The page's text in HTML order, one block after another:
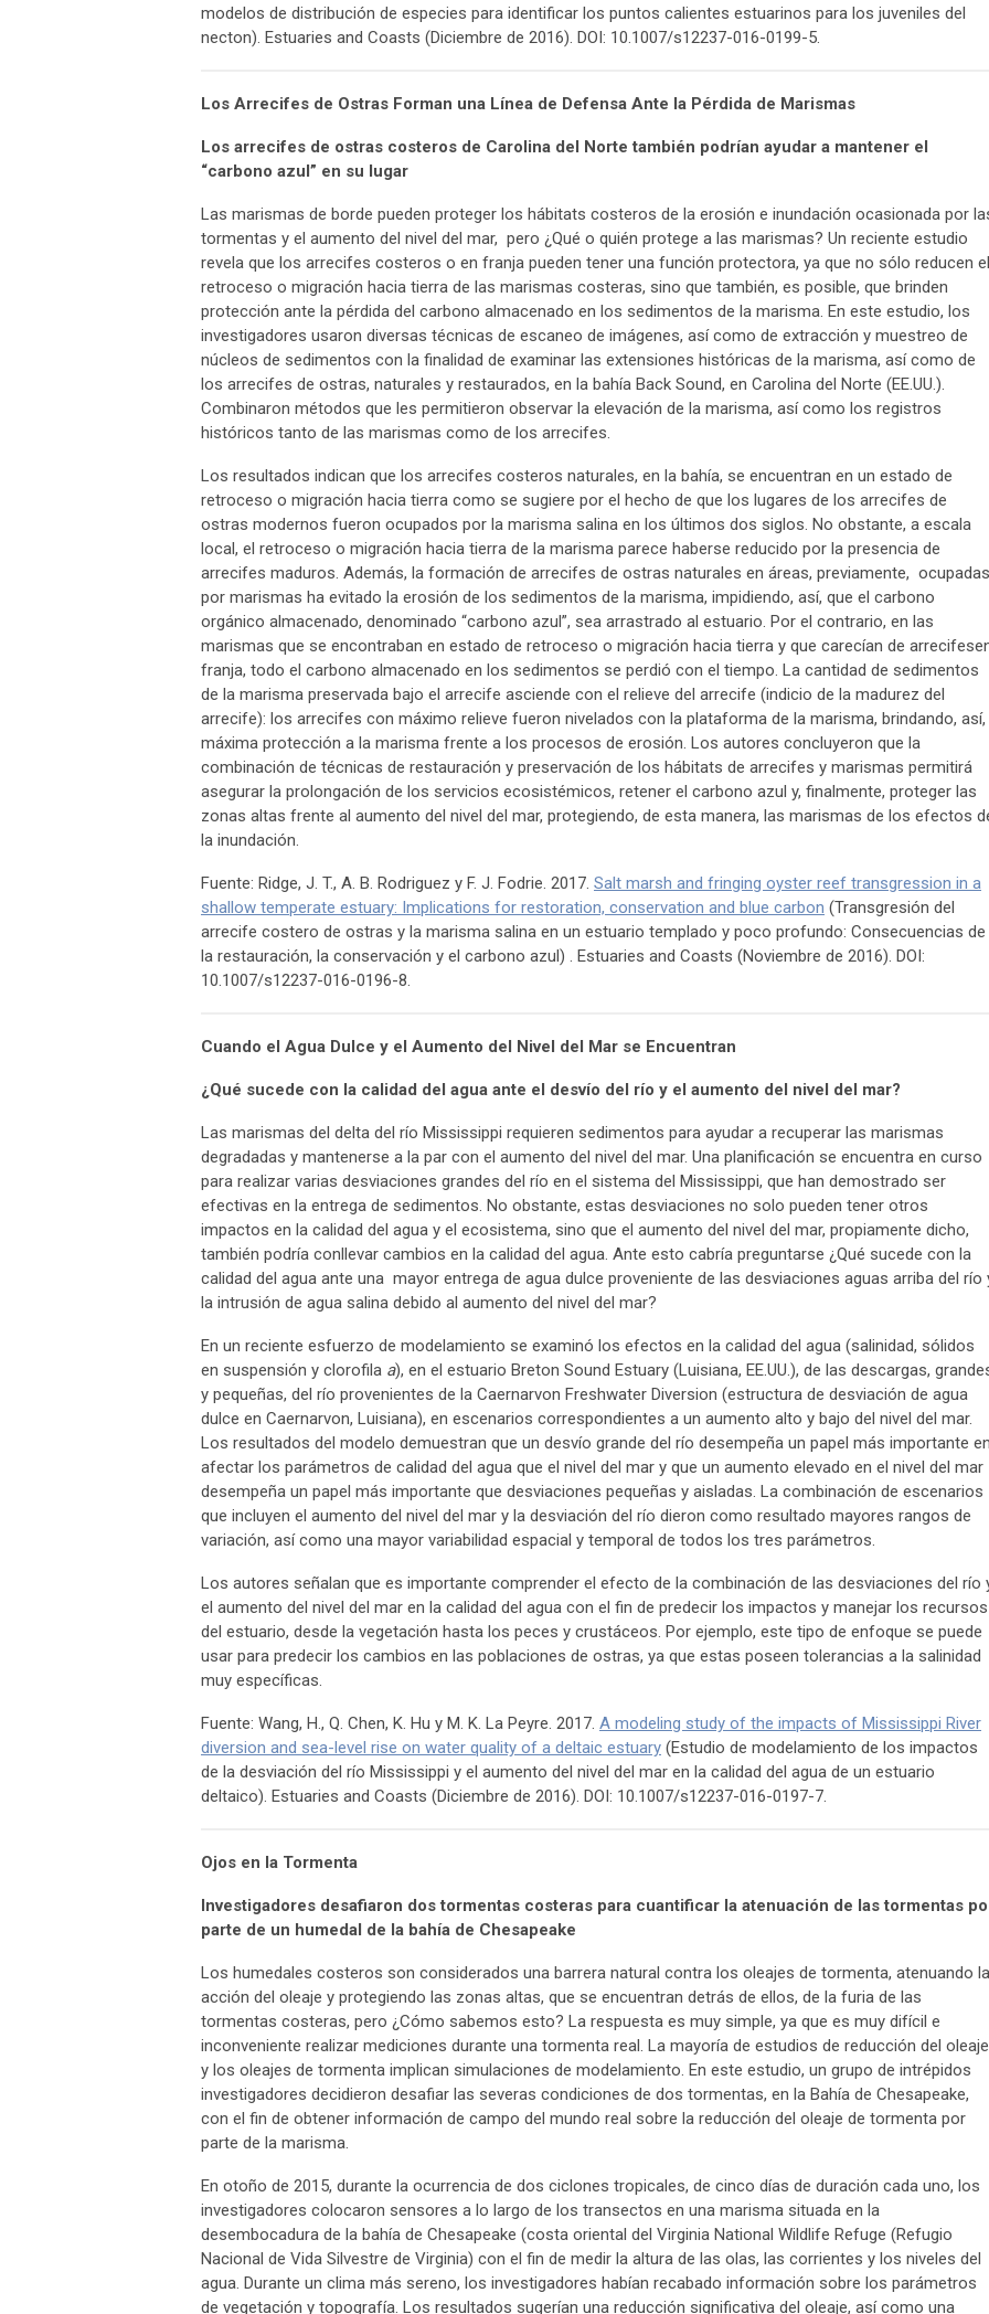
modelos de distribución de especies para identificar los puntos calientes estuarinos para los juveniles del
necton). Estuaries and Coasts (Diciembre de 2016). DOI: 10.1007/s12237-016-0199-5.
Los Arrecifes de Ostras Forman una Línea de Defensa Ante la Pérdida de Marismas
Los arrecifes de ostras costeros de Carolina del Norte también podrían ayudar a mantener el
“carbono azul” en su lugar
Las marismas de borde pueden proteger los hábitats costeros de la erosión e inundación ocasionada por
tormentas y el aumento del nivel del mar, pero ¿Qué o quién protege a las marismas? Un reciente estudio
revela que los arrecifes costeros o en franja pueden tener una función protectora, ya que no sólo reducen el
retroceso o migración hacia tierra de las marismas costeras, sino que también, es posible, que brinden
protección ante la pérdida del carbono almacenado en los sedimentos de la marisma. En este estudio, los
investigadores usaron diversas técnicas de escaneo de imágenes, así como de extracción y muestreo de
núcleos de sedimentos con la finalidad de examinar las extensiones históricas de la marisma, así como de
los arrecifes de ostras, naturales y restaurados, en la bahía Back Sound, en Carolina del Norte (EE.UU.).
Combinaron métodos que les permitieron observar la elevación de la marisma, así como los registros
históricos tanto de las marismas como de los arrecifes.
Los resultados indican que los arrecifes costeros naturales, en la bahía, se encuentran en un estado de
retroceso o migración hacia tierra como se sugiere por el hecho de que los lugares de los arrecifes de
ostras modernos fueron ocupados por la marisma salina en los últimos dos siglos. No obstante, a escala
local, el retroceso o migración hacia tierra de la marisma parece haberse reducido por la presencia de
arrecifes maduros. Además, la formación de arrecifes de ostras naturales en áreas, previamente, ocupadas
por marismas ha evitado la erosión de los sedimentos de la marisma, impidiendo, así, que el carbono
orgánico almacenado, denominado “carbono azul”, sea arrastrado al estuario. Por el contrario, en las
marismas que se encontraban en estado de retroceso o migración hacia tierra y que carecían de
franja, todo el carbono almacenado en los sedimentos se perdió con el tiempo. La cantidad de sedimentos
de la marisma preservada bajo el arrecife asciende con el relieve del arrecife (indicio de la madurez del
arrecife): los arrecifes con máximo relieve fueron nivelados con la plataforma de la marisma, brindando, así,
máxima protección a la marisma frente a los procesos de erosión. Los autores concluyeron que la
combinación de técnicas de restauración y preservación de los hábitats de arrecifes y marismas permitirá
asegurar la prolongación de los servicios ecosistémicos, retener el carbono azul y, finalmente, proteger las
zonas altas frente al aumento del nivel del mar, protegiendo, de esta manera, las marismas de los efectos
la inundación.
Fuente: Ridge, J. T., A. B. Rodriguez y F. J. Fodrie. 2017. Salt marsh and fringing oyster reef transgression in a
shallow temperate estuary: Implications for restoration, conservation and blue carbon (Transgresión del
arrecife costero de ostras y la marisma salina en un estuario templado y poco profundo: Consecuencias de
la restauración, la conservación y el carbono azul) . Estuaries and Coasts (Noviembre de 2016). DOI:
10.1007/s12237-016-0196-8.
Cuando el Agua Dulce y el Aumento del Nivel del Mar se Encuentran
¿Qué sucede con la calidad del agua ante el desvío del río y el aumento del nivel del mar?
Las marismas del delta del río Mississippi requieren sedimentos para ayudar a recuperar las marismas
degradadas y mantenerse a la par con el aumento del nivel del mar. Una planificación se encuentra en curso
para realizar varias desviaciones grandes del río en el sistema del Mississippi, que han demostrado ser
efectivas en la entrega de sedimentos. No obstante, estas desviaciones no solo pueden tener otros
impactos en la calidad del agua y el ecosistema, sino que el aumento del nivel del mar, propiamente dicho,
también podría conllevar cambios en la calidad del agua. Ante esto cabría preguntarse ¿Qué sucede con la
calidad del agua ante una mayor entrega de agua dulce proveniente de las desviaciones aguas arriba del río
la intrusión de agua salina debido al aumento del nivel del mar?
En un reciente esfuerzo de modelamiento se examinó los efectos en la calidad del agua (salinidad, sólidos
en suspensión y clorofila a), en el estuario Breton Sound Estuary (Luisiana, EE.UU.), de las descargas,
y pequeñas, del río provenientes de la Caernarvon Freshwater Diversion (estructura de desviación de agua
dulce en Caernarvon, Luisiana), en escenarios correspondientes a un aumento alto y bajo del nivel del mar.
Los resultados del modelo demuestran que un desvío grande del río desempeña un papel más importante
afectar los parámetros de calidad del agua que el nivel del mar y que un aumento elevado en el nivel del mar
desempeña un papel más importante que desviaciones pequeñas y aisladas. La combinación de escenarios
que incluyen el aumento del nivel del mar y la desviación del río dieron como resultado mayores rangos de
variación, así como una mayor variabilidad espacial y temporal de todos los tres parámetros.
Los autores señalan que es importante comprender el efecto de la combinación de las desviaciones del río
el aumento del nivel del mar en la calidad del agua con el fin de predecir los impactos y manejar los recursos
del estuario, desde la vegetación hasta los peces y crustáceos. Por ejemplo, este tipo de enfoque se puede
usar para predecir los cambios en las poblaciones de ostras, ya que estas poseen tolerancias a la salinidad
muy específicas.
Fuente: Wang, H., Q. Chen, K. Hu y M. K. La Peyre. 2017. A modeling study of the impacts of Mississippi River
diversion and sea-level rise on water quality of a deltaic estuary (Estudio de modelamiento de los impactos
de la desviación del río Mississippi y el aumento del nivel del mar en la calidad del agua de un estuario
deltaico). Estuaries and Coasts (Diciembre de 2016). DOI: 10.1007/s12237-016-0197-7.
Ojos en la Tormenta
Investigadores desafiaron dos tormentas costeras para cuantificar la atenuación de las tormentas
parte de un humedal de la bahía de Chesapeake
Los humedales costeros son considerados una barrera natural contra los oleajes de tormenta, atenuando la
acción del oleaje y protegiendo las zonas altas, que se encuentran detrás de ellos, de la furia de las
tormentas costeras, pero ¿Cómo sabemos esto? La respuesta es muy simple, ya que es muy difícil e
inconveniente realizar mediciones durante una tormenta real. La mayoría de estudios de reducción del oleaje
y los oleajes de tormenta implican simulaciones de modelamiento. En este estudio, un grupo de intrépidos
investigadores decidieron desafiar las severas condiciones de dos tormentas, en la Bahía de Chesapeake,
con el fin de obtener información de campo del mundo real sobre la reducción del oleaje de tormenta por
parte de la marisma.
En otoño de 2015, durante la ocurrencia de dos ciclones tropicales, de cinco días de duración cada uno, los
investigadores colocaron sensores a lo largo de los transectos en una marisma situada en la
desembocadura de la bahía de Chesapeake (costa oriental del Virginia National Wildlife Refuge (Refugio
Nacional de Vida Silvestre de Virginia) con el fin de medir la altura de las olas, las corrientes y los niveles del
agua. Durante un clima más sereno, los investigadores habían recabado información sobre los parámetros
de vegetación y topografía. Los resultados sugerían una reducción significativa del oleaje, así como una